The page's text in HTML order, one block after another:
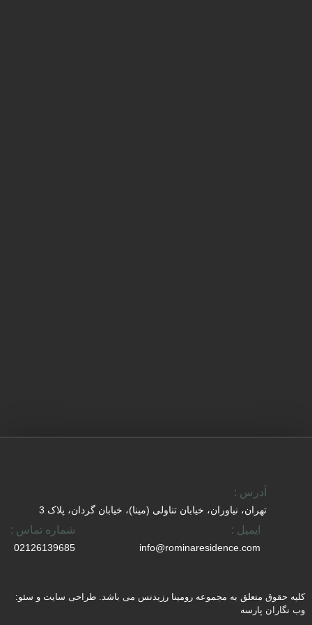
آدرس :
تهران، نیاوران، خیابان تناولی (مینا)، خیابان گردان، پلاک 3
ایمیل :
info@rominaresidence.com
شماره تماس :
02126139685
کلیه حقوق متعلق به مجموعه رومینا رزیدنس می باشد. طراحی سایت و سئو:
وب نگاران پارسه